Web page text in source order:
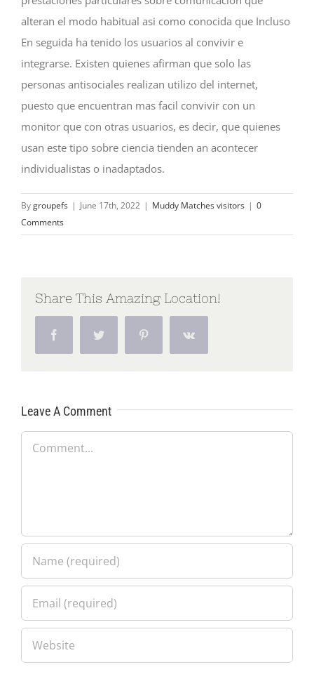
alteran el modo habitual asi­ como conocida que Incluso
En seguida ha tenido los usuarios al convivir e
integrarse. Existen quienes afirman que solo las
personas antisociales realizan utilizo del internet,
puesto que encuentran mas facil convivir con un
monitor que con otras usuarios, es decir, que quienes
usan este tipo sobre ciencia tienden an acontecer
individualistas o inadaptados.
Bygroupefs | June 17th, 2022 | Muddy Matches visitors | 0
Comments
Share This Amazing Location!
Facebook Pinterest Vk
Leave A Comment
Comment